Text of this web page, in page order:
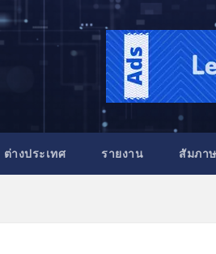
ต่างประเทศ รายงาน สัมภา